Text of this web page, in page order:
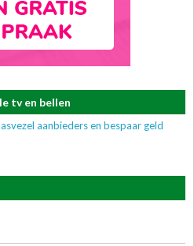
tv en bellen
aanbieders en bespaar geld